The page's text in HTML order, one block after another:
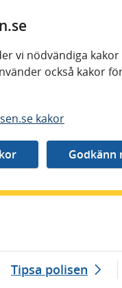
vi nödvändiga
också kakor
kakor
Tipsa polisen